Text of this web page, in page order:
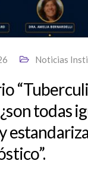
Noticias
todas